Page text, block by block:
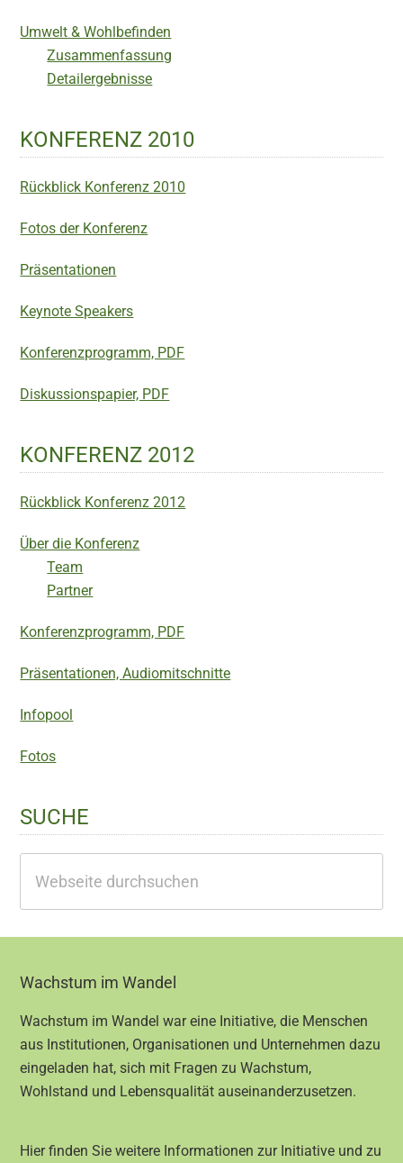
Umwelt & Wohlbefinden
Zusammenfassung
Detailergebnisse
KONFERENZ 2010
Rückblick Konferenz 2010
Fotos der Konferenz
Präsentationen
Keynote Speakers
Konferenzprogramm, PDF
Diskussionspapier, PDF
KONFERENZ 2012
Rückblick Konferenz 2012
Über die Konferenz
Team
Partner
Konferenzprogramm, PDF
Präsentationen, Audiomitschnitte
Infopool
Fotos
SUCHE
durchsuchen
Footer
Wachstum im Wandel
Wachstum im Wandel war eine Initiative, die Menschen
aus Institutionen, Organisationen und Unternehmen dazu
eingeladen hat, sich mit Fragen zu Wachstum,
Wohlstand und Lebensqualität auseinanderzusetzen.
Hier finden Sie weitere Informationen zur Initiative und zu